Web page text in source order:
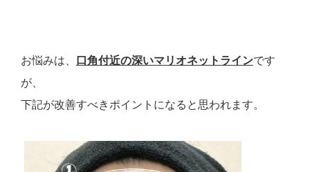
お悩みは、 口角付近の深いマリオネットラインです
が、
下記が改善すべきポイントになると思われます。